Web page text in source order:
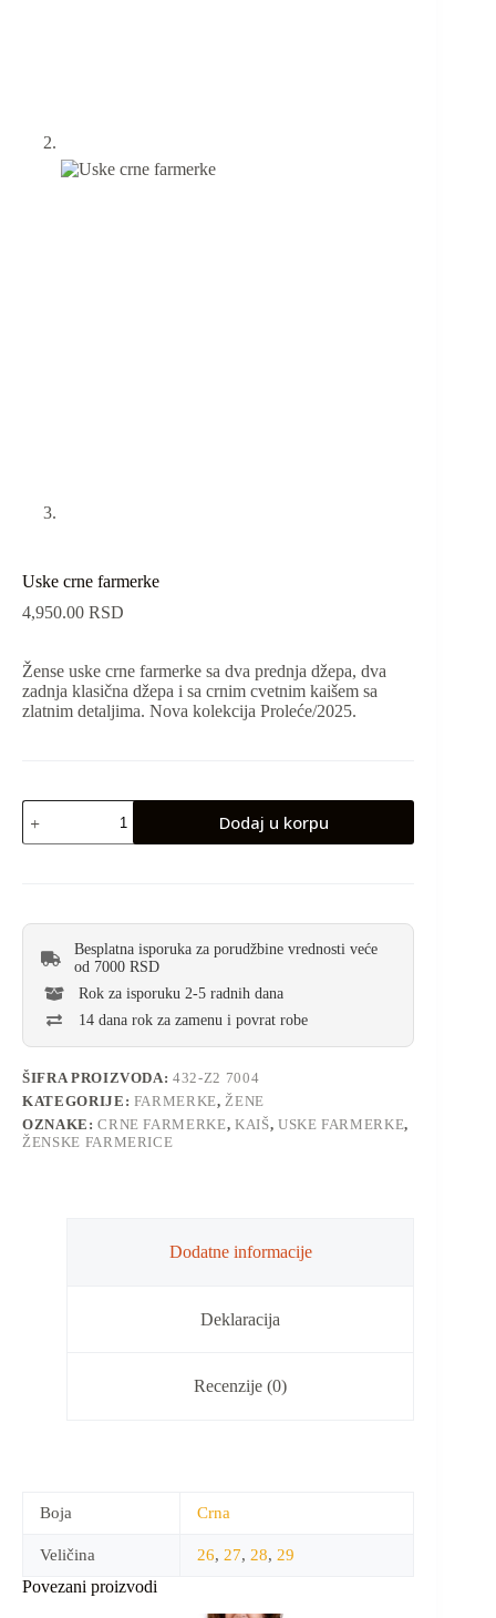
Uske crne farmerke
4,950.00 RSD
Žense uske crne farmerke sa dva prednja džepa, dva
zadnja klasična džepa i sa crnim cvetnim kaišem sa
zlatnim detaljima. Nova kolekcija Proleće/2025.
Dodaj u korpu
Besplatna isporuka za porudžbine vrednosti veće
od 7000 RSD
Rok za isporuku 2-5 radnih dana
14 dana rok za zamenu i povrat robe
ŠIFRA PROIZVODA:432-Z2 7004
KATEGORIJE: FARMERKE,ŽENE
OZNAKE:CRNE FARMERKE, KAIŠ, USKE FARMERKE,
ŽENSKE FARMERICE
Dodatne informacije
Deklaracija
Recenzije (0)
Boja Crna
Veličina 26, 27, 28, 29
Povezani proizvodi